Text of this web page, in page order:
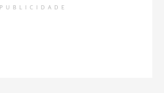
PUBLICIDADE